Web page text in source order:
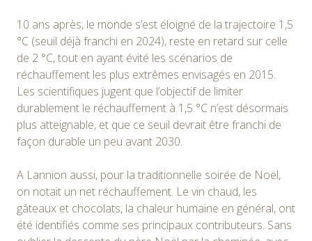
10 ans après, le monde s’est éloigné de la trajectoire 1,5
°C (seuil déjà franchi en 2024), reste en retard sur celle
de 2 °C, tout en ayant évité les scénarios de
réchauffement les plus extrêmes envisagés en 2015.
Les scientifiques jugent que l’objectif de limiter
durablement le réchauffement à 1,5 °C n’est désormais
plus atteignable, et que ce seuil devrait être franchi de
façon durable un peu avant 2030.
A Lannion aussi, pour la traditionnelle soirée de Noël,
on notait un net réchauffement. Le vin chaud, les
gâteaux et chocolats, la chaleur humaine en général, ont
été identifiés comme ses principaux contributeurs. Sans